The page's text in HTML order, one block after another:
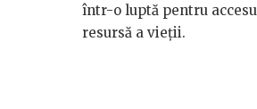
într-o luptă pentru
resursă a vieții.